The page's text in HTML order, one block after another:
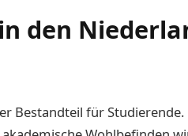
den
Bestandteil für